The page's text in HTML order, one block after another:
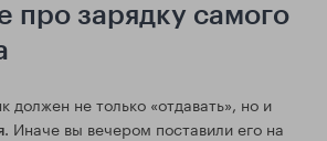
про зарядку самого
должен не только «отдавать», но и
. Иначе вы вечером поставили его на